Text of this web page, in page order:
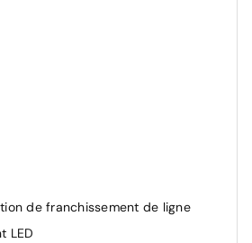
de franchissement de ligne
LED